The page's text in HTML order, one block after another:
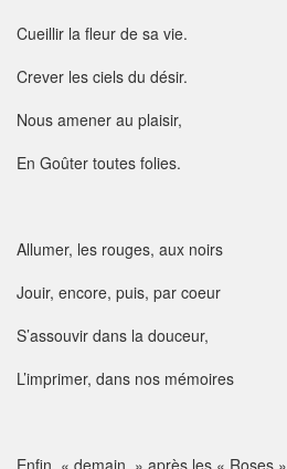
Cueillir la fleur de sa vie.
Crever les ciels du désir.
Nous amener au plaisir,
En Goûter toutes folies.
Allumer, les rouges, aux noirs
Jouir, encore, puis, par coeur
S’assouvir dans la douceur,
L’imprimer, dans nos mémoires